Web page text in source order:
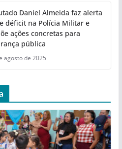
Daniel Almeida faz alerta
déficit na Polícia Militar e
ações concretas para
pública
agosto de 2025